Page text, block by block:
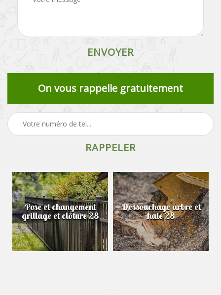
On vous rappelle gratuitement
Pose et changement
grillage et clôture 28
Dessouchage arbre et
haie 28